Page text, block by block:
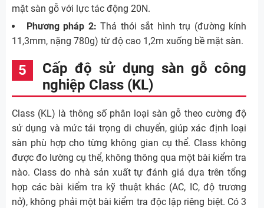
mặt sàn gỗ với lực tác động 20N.
Phương pháp 2: Thả thỏi sắt hình trụ (đường kính
11,3mm, nặng 780g) từ độ cao 1,2m xuống bề mặt sàn.
Cấp độ sử dụng sàn gỗ công
nghiệp Class (KL)
Class (KL) là thông số phân loại sàn gỗ theo cường độ
sử dụng và mức tải trọng di chuyển, giúp xác định loại
sàn phù hợp cho từng không gian cụ thể. Class không
được đo lường cụ thể, không thông qua một bài kiểm tra
nào. Class do nhà sản xuất tự đánh giá dựa trên tổng
hợp các bài kiểm tra kỹ thuật khác (AC, IC, độ trương
nở), không phải một bài kiểm tra độc lập riêng biệt. Có 3